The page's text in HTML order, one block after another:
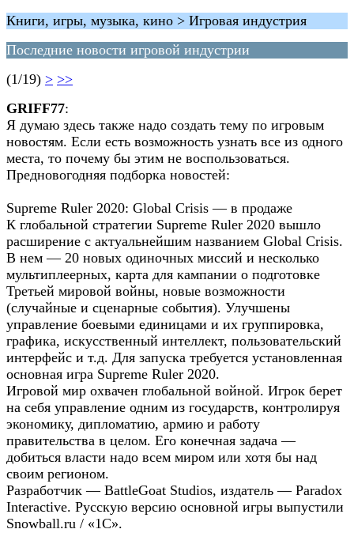
Книги, игры, музыка, кино > Игровая индустрия
Последние новости игровой индустрии
(1/19) > >>
GRIFF77:
Я думаю здесь также надо создать тему по игровым
новостям. Если есть возможность узнать все из одного
места, то почему бы этим не воспользоваться.
Предновогодняя подборка новостей:
Supreme Ruler 2020: Global Crisis — в продаже
К глобальной стратегии Supreme Ruler 2020 вышло
расширение с актуальнейшим названием Global Crisis.
В нем — 20 новых одиночных миссий и несколько
мультиплеерных, карта для кампании о подготовке
Третьей мировой войны, новые возможности
(случайные и сценарные события). Улучшены
управление боевыми единицами и их группировка,
графика, искусственный интеллект, пользовательский
интерфейс и т.д. Для запуска требуется установленная
основная игра Supreme Ruler 2020.
Игровой мир охвачен глобальной войной. Игрок берет
на себя управление одним из государств, контролируя
экономику, дипломатию, армию и работу
правительства в целом. Его конечная задача —
добиться власти надо всем миром или хотя бы над
своим регионом.
Разработчик — BattleGoat Studios, издатель — Paradox
Interactive. Русскую версию основной игры выпустили
Snowball.ru / «1С».